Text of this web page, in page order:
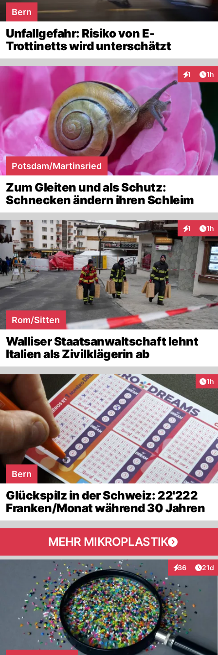
Bern
Unfallgefahr: Risiko von E-
Trottinetts wird unterschätzt
1 1h
Potsdam/Martinsried
Zum Gleiten und als Schutz:
Schnecken ändern ihren Schleim
1 1h
Rom/Sitten
Walliser Staatsanwaltschaft lehnt
Italien als Zivilklägerin ab
1h
Bern
Glückspilz in der Schweiz: 22'222
Franken/Monat während 30 Jahren
MEHR MIKROPLASTIK
36
Interaktionen
21d